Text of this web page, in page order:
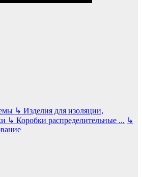
↳ Изделия для изоляции,
↳ Коробки распределительные ... ↳